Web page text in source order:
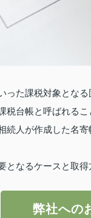
った課税対象とな
税台帳と呼ばれるこ
続人が作成した名
となるケースと取得
弊社への